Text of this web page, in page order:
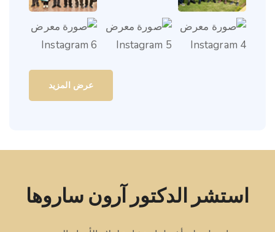
عرض المزيد
استشر الدكتور آرون ساروها